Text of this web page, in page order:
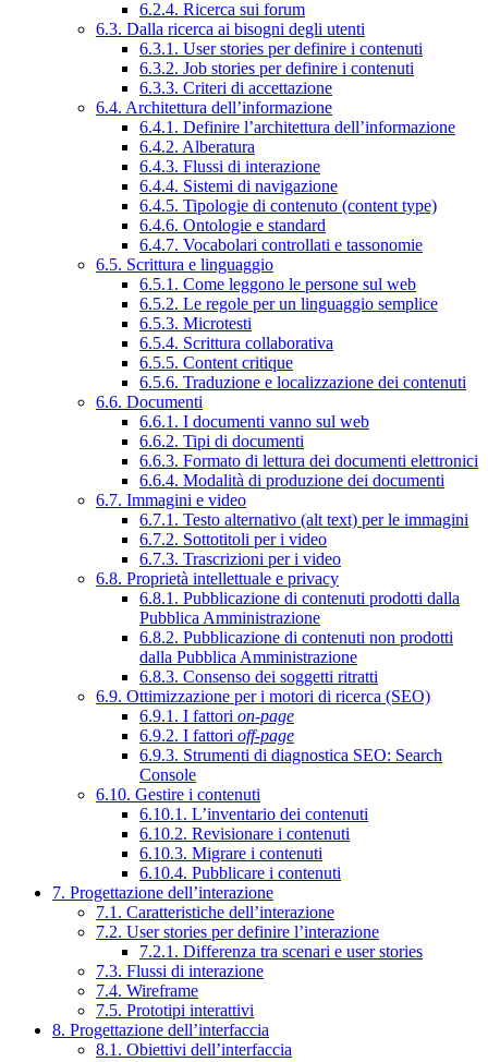
6.2.4. Ricerca sui forum
6.3. Dalla ricerca ai bisogni degli utenti
6.3.1. User stories per definire i contenuti
6.3.2. Job stories per definire i contenuti
6.3.3. Criteri di accettazione
6.4. Architettura dell’informazione
6.4.1. Definire l’architettura dell’informazione
6.4.2. Alberatura
6.4.3. Flussi di interazione
6.4.4. Sistemi di navigazione
6.4.5. Tipologie di contenuto (content type)
6.4.6. Ontologie e standard
6.4.7. Vocabolari controllati e tassonomie
6.5. Scrittura e linguaggio
6.5.1. Come leggono le persone sul web
6.5.2. Le regole per un linguaggio semplice
6.5.3. Microtesti
6.5.4. Scrittura collaborativa
6.5.5. Content critique
6.5.6. Traduzione e localizzazione dei contenuti
6.6. Documenti
6.6.1. I documenti vanno sul web
6.6.2. Tipi di documenti
6.6.3. Formato di lettura dei documenti elettronici
6.6.4. Modalità di produzione dei documenti
6.7. Immagini e video
6.7.1. Testo alternativo (alt text) per le immagini
6.7.2. Sottotitoli per i video
6.7.3. Trascrizioni per i video
6.8. Proprietà intellettuale e privacy
6.8.1. Pubblicazione di contenuti prodotti dalla
Pubblica Amministrazione
6.8.2. Pubblicazione di contenuti non prodotti
dalla Pubblica Amministrazione
6.8.3. Consenso dei soggetti ritratti
6.9. Ottimizzazione per i motori di ricerca (SEO)
6.9.1. I fattori on-page
6.9.2. I fattori off-page
6.9.3. Strumenti di diagnostica SEO: Search
Console
6.10. Gestire i contenuti
6.10.1. L’inventario dei contenuti
6.10.2. Revisionare i contenuti
6.10.3. Migrare i contenuti
6.10.4. Pubblicare i contenuti
7. Progettazione dell’interazione
7.1. Caratteristiche dell’interazione
7.2. User stories per definire l’interazione
7.2.1. Differenza tra scenari e user stories
7.3. Flussi di interazione
7.4. Wireframe
7.5. Prototipi interattivi
8. Progettazione dell’interfaccia
8.1. Obiettivi dell’interfaccia